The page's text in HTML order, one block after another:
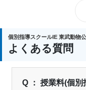
す。保護者さまも
また、難関校合格を
指導を行う「IE-
学習目標に応じた
※一部対象外の地域
個別指導スクールIE 東武動物
よくある質問
Q ： 授業料(個